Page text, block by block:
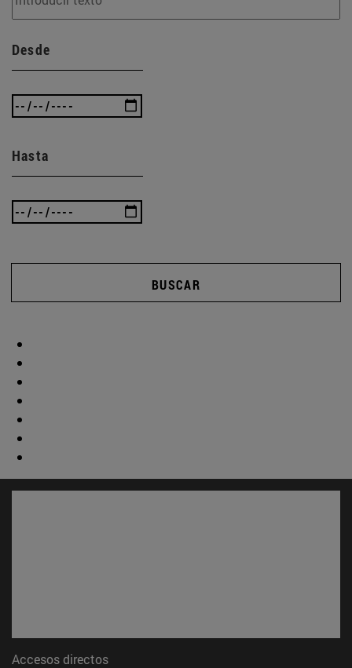
Desde
Hasta
BUSCAR
Accesos directos